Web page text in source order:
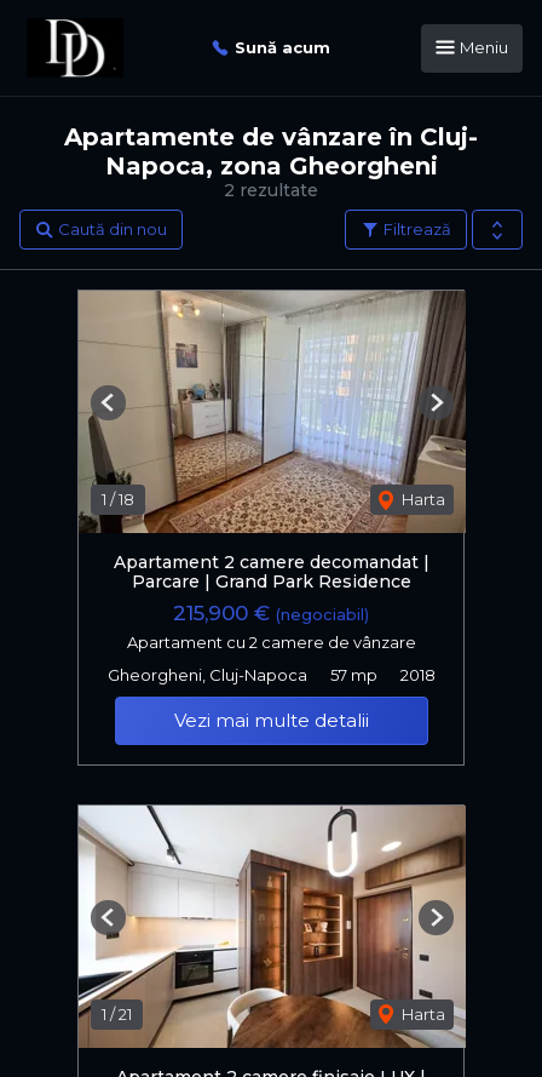
Sună acum Meniu
2 rezultate
Apartamente de vânzare în Cluj-
Napoca, zona Gheorgheni
Filtrează
Caută din nou
1 /18 Harta
Previous Next
Apartament 2 camere decomandat |
Parcare | Grand Park Residence
215,900 € (negociabil)
Apartament cu 2 camere de vânzare
Gheorgheni, Cluj-Napoca
57 mp 2018
Vezi mai multe detalii
1 /21 Harta
Previous Next